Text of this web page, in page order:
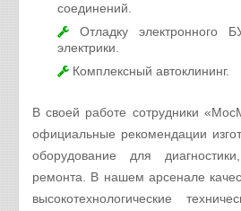
соединений.
Отладку электронного
электрики.
Комплексный автоклининг.
В своей работе сотрудники
официальные рекомендации
оборудование для
ремонта. В нашем арсенале
высокотехнологические